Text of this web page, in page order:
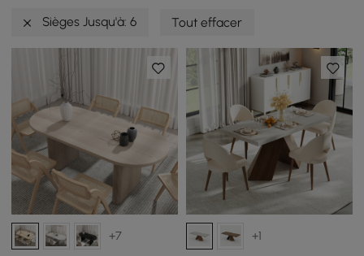
Sièges Jusqu'à: 6 Tout effacer
+7 +1